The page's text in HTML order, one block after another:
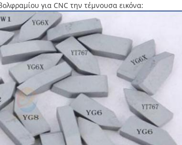
για CNC την τέμνουσα εικόνα: